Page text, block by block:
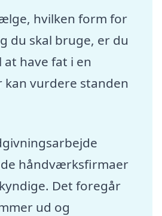
hvilken form for
du skal bruge, er du
have fat i en
kan vurdere standen
håndværksfirmaer
Det foregår
ud og